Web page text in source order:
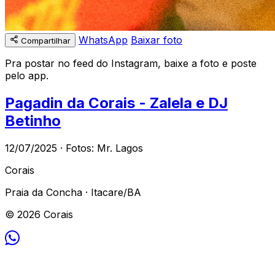
Compartilhar WhatsApp Baixar foto
Pra postar no feed do Instagram, baixe a foto e poste
pelo app.
Pagadin da Corais - Zalela e DJ
Betinho
12/07/2025 · Fotos: Mr. Lagos
Corais
Praia da Concha · Itacare/BA
© 2026 Corais